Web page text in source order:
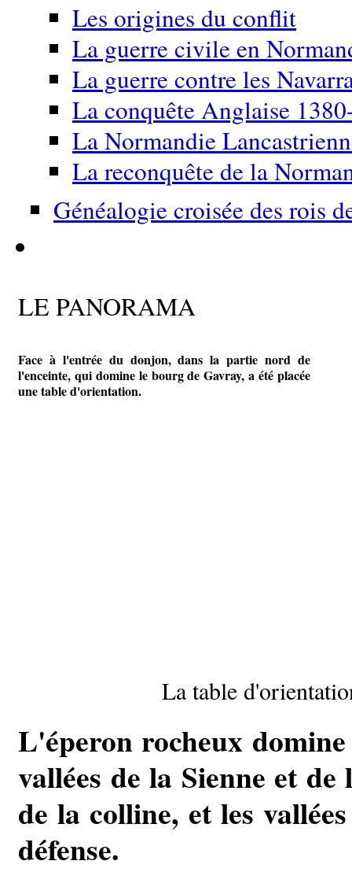
Les origines du conflit
La guerre civile en
La guerre contre les
La conquête Anglaise
La Normandie
La reconquête de la
Généalogie croisée des rois
LE PANORAMA
Face à l'entrée du donjon, dans la partie nord de
l'enceinte, qui domine le bourg de Gavray, a été placée
une table d'orientation.
La table
L'éperon rocheux
vallées de la Sienne et
de la colline, et les
défense.